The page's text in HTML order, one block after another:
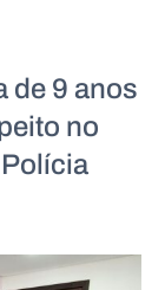
de 9 anos
no